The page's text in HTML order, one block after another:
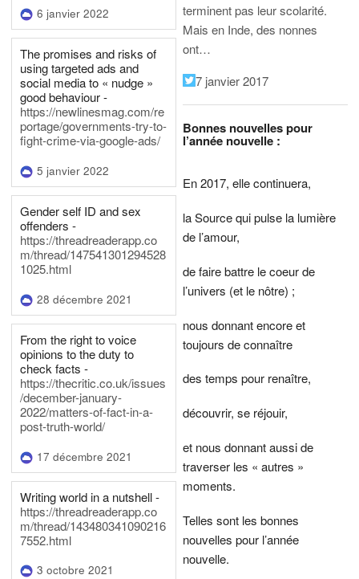
6 janvier 2022
The promises and risks of
using targeted ads and
social media to « nudge »
good behaviour -
https://newlinesmag.com/re
portage/governments-try-to-
fight-crime-via-google-ads/
5 janvier 2022
Gender self ID and sex
offenders -
https://threadreaderapp.co
m/thread/147541301294528
1025.html
28 décembre 2021
From the right to voice
opinions to the duty to
check facts -
https://thecritic.co.uk/issues
/december-january-
2022/matters-of-fact-in-a-
post-truth-world/
17 décembre 2021
Writing world in a nutshell -
https://threadreaderapp.co
m/thread/143480341090216
7552.html
3 octobre 2021
terminent pas leur scolarité.
Mais en Inde, des nonnes
ont…
7 janvier 2017
Bonnes nouvelles pour
l’année nouvelle :
En 2017, elle continuera,
la Source qui pulse la lumière
de l’amour,
de faire battre le coeur de
l’univers (et le nôtre) ;
nous donnant encore et
toujours de connaître
des temps pour renaître,
découvrir, se réjouir,
et nous donnant aussi de
traverser les « autres »
moments.
Telles sont les bonnes
nouvelles pour l’année
nouvelle.